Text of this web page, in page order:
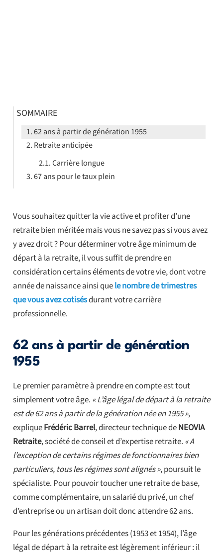
Vous souhaitez quitter la vie active et profiter d’une
retraite bien méritée mais vous ne savez pas si vous avez
y avez droit ? Pour déterminer votre âge minimum de
départ à la retraite, il vous suffit de prendre en
considération certains éléments de votre vie, dont votre
année de naissance ainsi quele nombre de trimestres
que vous avez cotisésdurant votre carrière
professionnelle.
62 ans à partir de génération
1955
Le premier paramètre à prendre en compte est tout
simplement votre âge. « L’âge légal de départ à la retraite
est de 62 ans à partir de la génération née en 1955 »,
expliqueFrédéric Barrel, directeur technique deNEOVIA
Retraite, société de conseil et d’expertise retraite. « A
l’exception de certains régimes de fonctionnaires bien
particuliers, tous les régimes sont alignés », poursuit le
spécialiste. Pour pouvoir toucher une retraite de base,
comme complémentaire, un salarié du privé, un chef
d’entreprise ou un artisan doit donc attendre 62 ans.
Pour les générations précédentes (1953 et 1954), l’âge
légal de départ à la retraite est légèrement inférieur : il
SOMMAIRE
62 ans à partir de génération 1955
Retraite anticipée
Carrière longue
67 ans pour le taux plein